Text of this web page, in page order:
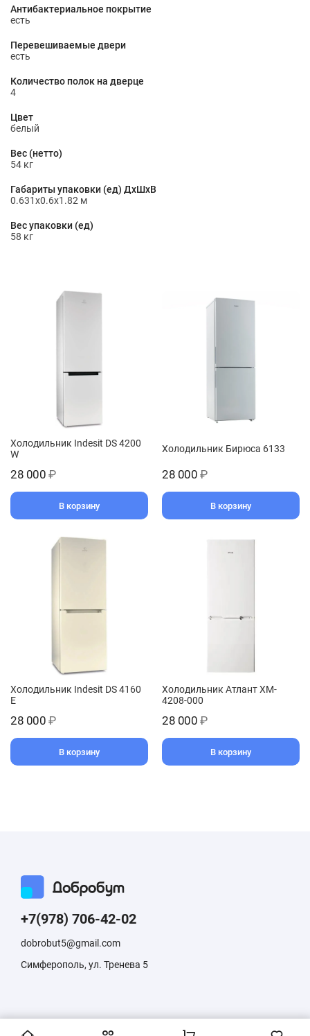
Антибактериальное покрытие
есть
Перевешиваемые двери
есть
Количество полок на дверце
4
Цвет
белый
Вес (нетто)
54 кг
Габариты упаковки (ед) ДхШхВ
0.631x0.6x1.82 м
Вес упаковки (ед)
58 кг
Холодильник Indesit DS 4200
W
28 000 ₽
В корзину
Холодильник Бирюса 6133
28 000 ₽
В корзину
Холодильник Indesit DS 4160
E
28 000 ₽
В корзину
Холодильник Атлант XM-
4208-000
28 000 ₽
В корзину
+7(978) 706-42-02
dobrobut5@gmail.com
Симферополь, ул. Тренева 5
Информация, размещенная на сайте, не является публичной